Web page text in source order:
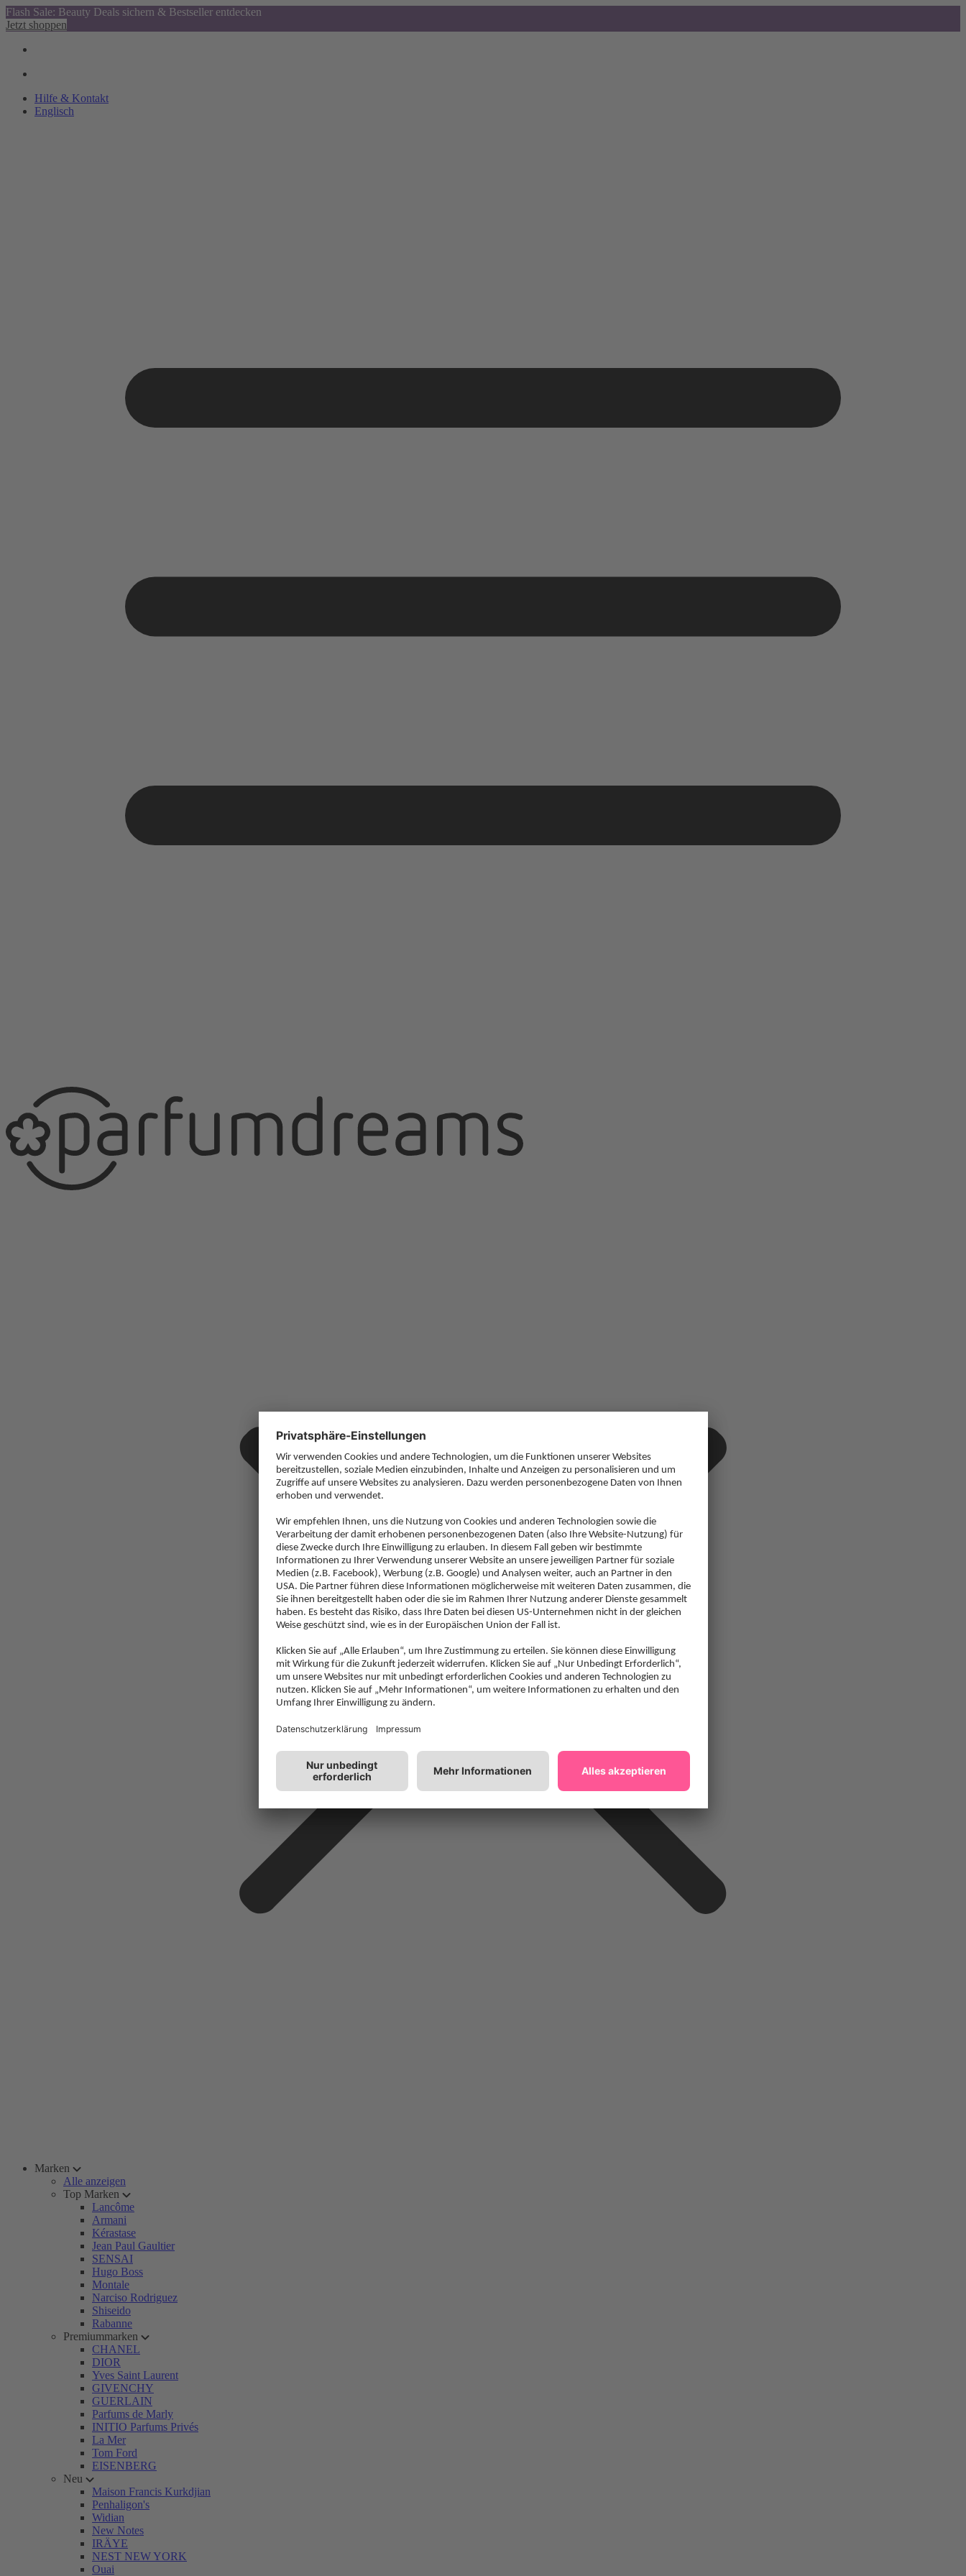
Flash Sale: Beauty Deals sichern & Bestseller entdecken
Jetzt shoppen
Hilfe & Kontakt
Englisch
Marken
Alle anzeigen
Top Marken
Lancôme
Armani
Kérastase
Jean Paul Gaultier
SENSAI
Hugo Boss
Montale
Narciso Rodriguez
Shiseido
Rabanne
Premiummarken
CHANEL
DIOR
Yves Saint Laurent
GIVENCHY
GUERLAIN
Parfums de Marly
INITIO Parfums Privés
La Mer
Tom Ford
EISENBERG
Neu
Maison Francis Kurkdjian
Penhaligon's
Widian
New Notes
IRÄYE
NEST NEW YORK
Ouai